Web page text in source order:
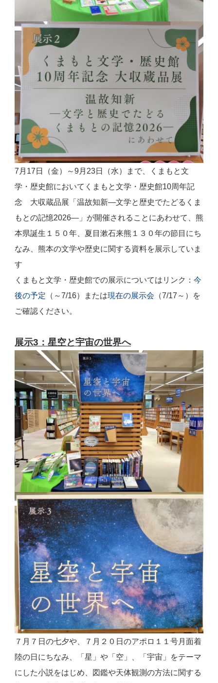
7月17日（金）～9月23日（水）まで、くまもと文
学・歴史館においてくまもと文学・歴史館10周年記
念 大収蔵品展「温故知新―文学と歴史でたどるくま
もとの記憶2026―」が開催されることにあわせて、熊
本県誕生１５０年、夏目漱石来熊１３０年の節目にち
なみ、熊本の文学や歴史に関する資料を展示していま
す
くまもと文学・歴史館での展示についてはリンク： 今
後の予定 （～7/16）または現在の展示会 （7/17～ ）を
ご確認ください。
展示3：星空と宇宙の世界へ
７月７日の七夕や、７月２０日のアポロ１１号月面着
陸の日にちなみ、「星」や「空」、「宇宙」をテーマ
にした小説をはじめ、図鑑や天体観測の方法に関する